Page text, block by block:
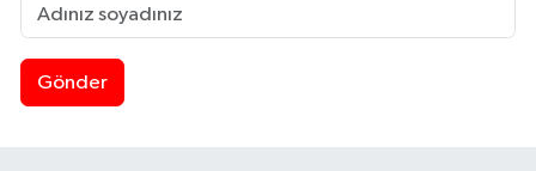
Gönder